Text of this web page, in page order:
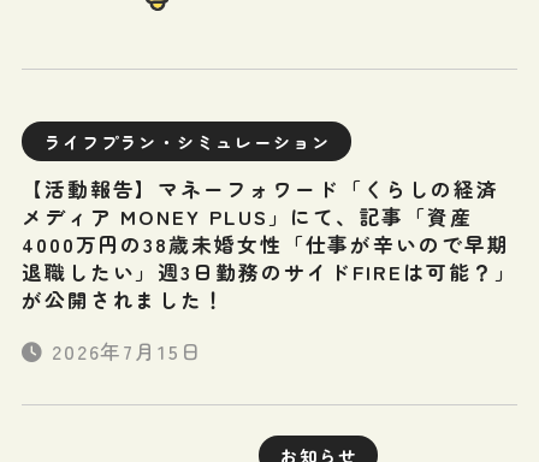
ライフプラン・シミュレーション
【活動報告】マネーフォワード「くらしの経済
メディア MONEY PLUS」にて、記事「資産
4000万円の38歳未婚女性「仕事が辛いので早期
退職したい」週3日勤務のサイドFIREは可能？」
が公開されました！
2026年7月15日
お知らせ